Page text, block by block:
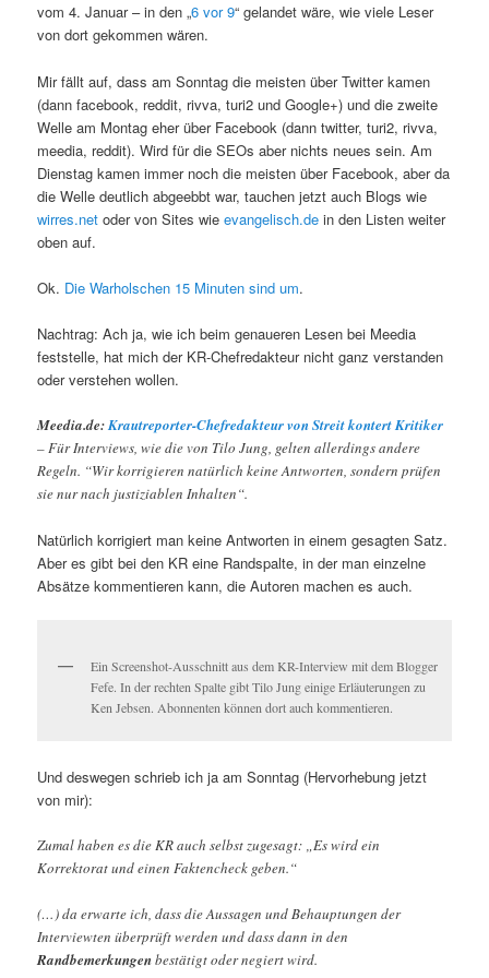
vom 4. Januar – in den „6 vor 9“ gelandet wäre, wie viele Leser
von dort gekommen wären.
Mir fällt auf, dass am Sonntag die meisten über Twitter kamen
(dann facebook, reddit, rivva, turi2 und Google+) und die zweite
Welle am Montag eher über Facebook (dann twitter, turi2, rivva,
meedia, reddit). Wird für die SEOs aber nichts neues sein. Am
Dienstag kamen immer noch die meisten über Facebook, aber da
die Welle deutlich abgeebbt war, tauchen jetzt auch Blogs wie
wirres.net oder von Sites wieevangelisch.de in den Listen weiter
oben auf.
Ok. Die Warholschen 15 Minuten sind um.
Nachtrag: Ach ja, wie ich beim genaueren Lesen bei Meedia
feststelle, hat mich der KR-Chefredakteur nicht ganz verstanden
oder verstehen wollen.
Meedia.de:Krautreporter-Chefredakteur von Streit kontert Kritiker
– Für Interviews, wie die von Tilo Jung, gelten allerdings andere
Regeln. “Wir korrigieren natürlich keine Antworten, sondern prüfen
sie nur nach justiziablen Inhalten“.
Natürlich korrigiert man keine Antworten in einem gesagten Satz.
Aber es gibt bei den KR eine Randspalte, in der man einzelne
Absätze kommentieren kann, die Autoren machen es auch.
Ein Screenshot-Ausschnitt aus dem KR-Interview mit dem Blogger
Fefe. In der rechten Spalte gibt Tilo Jung einige Erläuterungen zu
Ken Jebsen. Abonnenten können dort auch kommentieren.
Und deswegen schrieb ich ja am Sonntag (Hervorhebung jetzt
von mir):
Zumal haben es die KR auch selbst zugesagt: „Es wird ein
Korrektorat und einen Faktencheck geben.“
(…) da erwarte ich, dass die Aussagen und Behauptungen der
Interviewten überprüft werden und dass dann in den
Randbemerkungenbestätigt oder negiert wird.